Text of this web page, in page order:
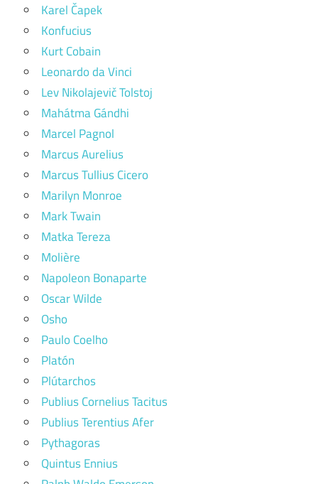
Karel Čapek
Konfucius
Kurt Cobain
Leonardo da Vinci
Lev Nikolajevič Tolstoj
Mahátma Gándhi
Marcel Pagnol
Marcus Aurelius
Marcus Tullius Cicero
Marilyn Monroe
Mark Twain
Matka Tereza
Molière
Napoleon Bonaparte
Oscar Wilde
Osho
Paulo Coelho
Platón
Plútarchos
Publius Cornelius Tacitus
Publius Terentius Afer
Pythagoras
Quintus Ennius